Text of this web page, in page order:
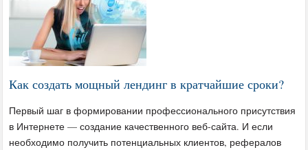
Как создать мощный лендинг в кратчайшие сроки?
Первый шаг в формировании профессионального присутствия
в Интернете — создание качественного веб-сайта. И если
необходимо получить потенциальных клиентов, рефералов